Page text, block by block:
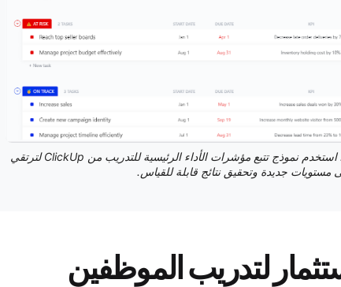
لا تكتفِ بالتخمينات عندما يتعلق الأمر بالتدريب. استخدم نموذج تتبع مؤشرات الأداء الرئيسية للتدريب من ClickUp لترتقي
مستويات جديدة وتحقيق نتائج قابلة للقياس.
لتدريب الموظفين